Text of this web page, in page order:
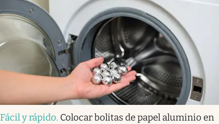
Fácil y rápido. Colocar bolitas de papel aluminio en